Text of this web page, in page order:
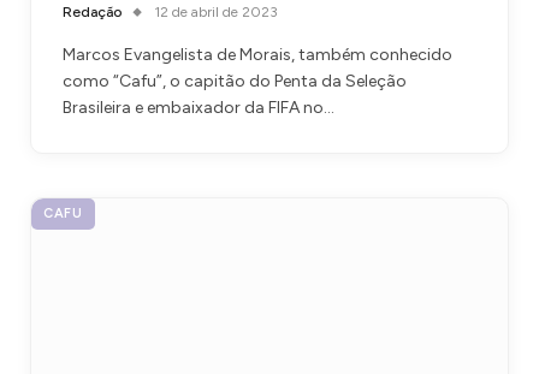
Redação 12 de abril de 2023
Marcos Evangelista de Morais, também conhecido
como “Cafu”, o capitão do Penta da Seleção
Brasileira e embaixador da FIFA no…
CAFU